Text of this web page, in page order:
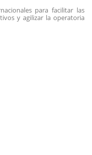
para facilitar las
y agilizar la operatoria